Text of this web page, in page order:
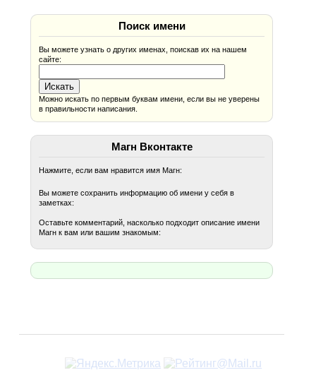
Поиск имени
Вы можете узнать о других именах, поискав их на нашем
сайте:
Можно искать по первым буквам имени, если вы не уверены
в правильности написания.
Магн Вконтакте
Нажмите, если вам нравится имя Магн:
Вы можете сохранить информацию об имени у себя в
заметках:
Оставьте комментарий, насколько подходит описание имени
Магн к вам или вашим знакомым: